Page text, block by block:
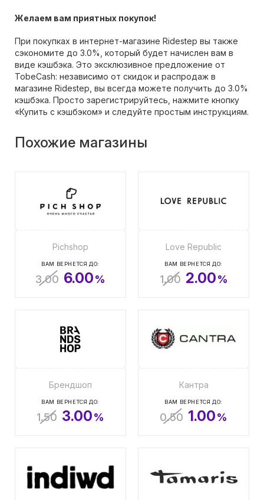
Желаем вам приятных покупок!
При покупках в интернет-магазине Ridestep вы также
сэкономите до 3.0%, который будет начислен вам в
виде кэшбэка. Это эксклюзивное предложение от
TobeCash: независимо от скидок и распродаж в
магазине Ridestep, вы всегда можете получить до 3.0%
кэшбэка. Просто зарегистрируйтесь, нажмите кнопку
«Купить с кэшбэком» и следуйте простым инструкциям.
Похожие магазины
Pichshop
ВАМ ВЕРНЕТСЯ ДО:
3.00 6.00%
Love Republic
ВАМ ВЕРНЕТСЯ ДО:
1.00 2.00%
Брендшоп
ВАМ ВЕРНЕТСЯ ДО:
1.50 3.00%
Кантра
ВАМ ВЕРНЕТСЯ ДО:
0.50 1.00%